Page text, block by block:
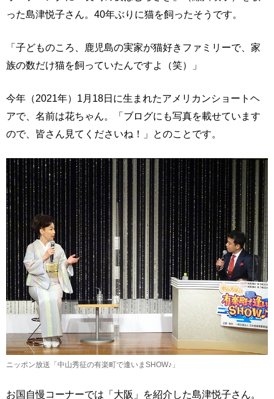
った島津悦子さん。40年ぶりに猫を飼ったそうです。
「子どものころ、鹿児島の実家が猫好きファミリーで、家
族の数だけ猫を飼っていたんですよ（笑）」
今年（2021年）1月18日に生まれたアメリカンショートヘ
アで、名前は花ちゃん。「ブログにも写真を載せています
ので、皆さん見てくださいね！」とのことです。
ニッポン放送「中山秀征の有楽町で逢いまSHOW♪」
お国自慢コーナーでは「大阪」を紹介した島津悦子さん。